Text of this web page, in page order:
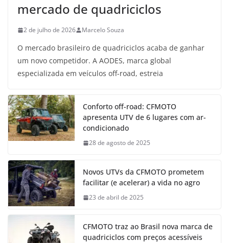
mercado de quadriciclos
2 de julho de 2026 Marcelo Souza
O mercado brasileiro de quadriciclos acaba de ganhar
um novo competidor. A AODES, marca global
especializada em veículos off-road, estreia
Conforto off-road: CFMOTO
apresenta UTV de 6 lugares com ar-
condicionado
28 de agosto de 2025
Novos UTVs da CFMOTO prometem
facilitar (e acelerar) a vida no agro
23 de abril de 2025
CFMOTO traz ao Brasil nova marca de
quadriciclos com preços acessíveis